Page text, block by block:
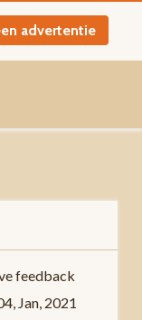
advertentie
feedback
Jan, 2021